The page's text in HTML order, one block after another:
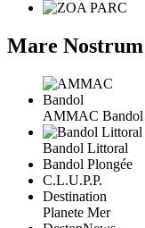
Mare Nostrum
AMMAC Bandol
Bandol Littoral
Bandol Plongée
C.L.U.P.P.
Destination
Planete Mer